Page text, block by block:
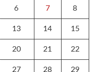
6 7 8
13 14 15
20 21 22
27 28 29